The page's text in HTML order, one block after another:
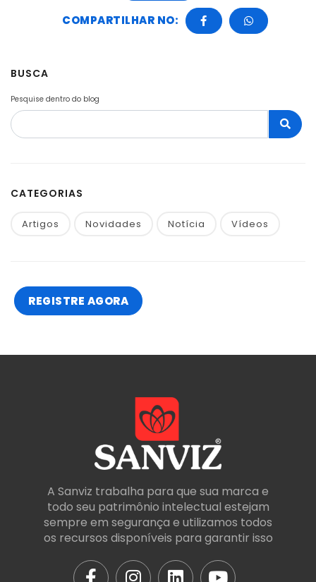
COMPARTILHAR NO:
BUSCA
Pesquise dentro do blog
CATEGORIAS
Artigos Novidades Notícia Vídeos
REGISTRE AGORA
A Sanviz trabalha para que sua marca e
todo seu patrimônio intelectual estejam
sempre em segurança e utilizamos todos
os recursos disponíveis para garantir isso